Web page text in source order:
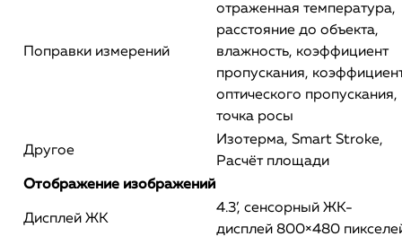
Поправки измерений
отраженная температура,
расстояние до объекта,
влажность, коэффициент
пропускания,
оптического пропускания,
точка росы
Другое
Изотерма, Smart Stroke,
Расчёт площади
Отображение изображений
Дисплей ЖК
4.3’, сенсорный ЖК-
дисплей 800×480